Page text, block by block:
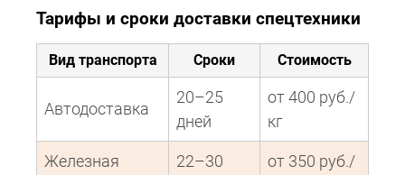
Тарифы и сроки доставки спецтехники
Вид транспорта Сроки Стоимость
Автодоставка
20–25
дней
от 400 руб./
кг
Железная
22–30
от 350 руб./